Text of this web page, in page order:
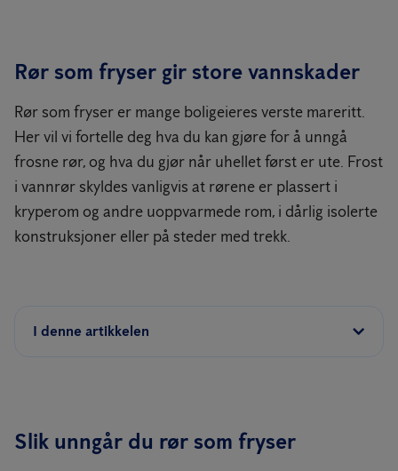
Rør som fryser gir store vannskader
Rør som fryser er mange boligeieres verste mareritt.
Her vil vi fortelle deg hva du kan gjøre for å unngå
frosne rør, og hva du gjør når uhellet først er ute. Frost
i vannrør skyldes vanligvis at rørene er plassert i
kryperom og andre uoppvarmede rom, i dårlig isolerte
konstruksjoner eller på steder med trekk.
I denne artikkelen
Slik unngår du rør som fryser